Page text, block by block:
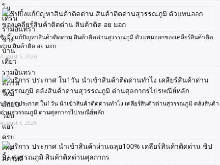
ชิปปิ้งแก้ปัญหาสินค้าติดด่าน สินค้าติดด่านสุวรรณภูมิ ตัวแทนออกของเคลียร์สินค้าติด
ด่าน สินค้าติด อย มอก
August 5, 2026
บริการ ประกาศ ใน1วัน นำเข้าสินค้าติดด่านทำไง เคลียร์สินค้าด่านสุวรรณภูมิ คลังสินค้า
ด่านสุวรรณภูมิ ด่านศุลกากรไปรษณีย์หลัก
August 5, 2026